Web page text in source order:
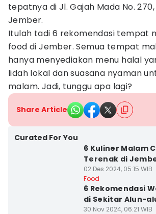
tepatnya di Jl. Gajah Mada No.
Jember.
Itulah tadi 6 rekomendasi tempat
food di Jember. Semua tempat
hanya menyediakan menu halal
lidah lokal dan suasana nyaman
malam. Jadi, tunggu apa lagi?
Share Article
Curated For You
6 Kuliner Malam
Terenak di
02 Des 2024, 05:15 WIB
Food
6 Rekomendasi
di Sekitar Alun-
30 Nov 2024, 06:21 WIB